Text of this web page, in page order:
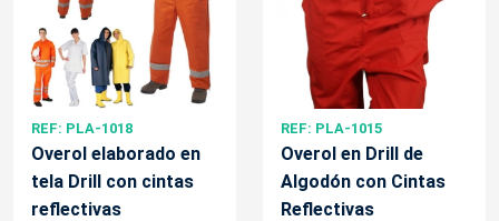
REF: PLA-1018
Overol elaborado en
tela Drill con cintas
reflectivas
REF: PLA-1015
Overol en Drill de
Algodón con Cintas
Reflectivas